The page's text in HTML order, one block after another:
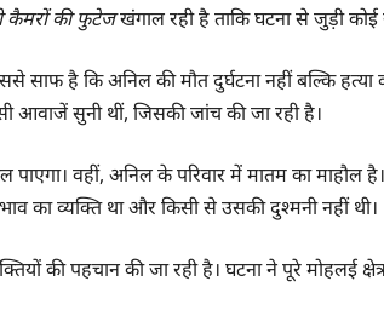
कैमरों की फुटेजखंगाल रही है ताकि घटना से जुड़ी
साफ है कि अनिल की मौत दुर्घटना नहीं बल्कि
आवाजें सुनी थीं, जिसकी जांच की जा रही है।
वहीं, अनिल के परिवार में मातम का माहौल
का व्यक्ति था और किसी से उसकी दुश्मनी नहीं थी।
की पहचान की जा रही है। घटना ने पूरे मोहलई